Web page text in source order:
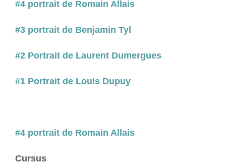
#4 portrait de Romain Allais
#3 portrait de Benjamin Tyl
#2 Portrait de Laurent Dumergues
#1 Portrait de Louis Dupuy
#4 portrait de Romain Allais
Cursus